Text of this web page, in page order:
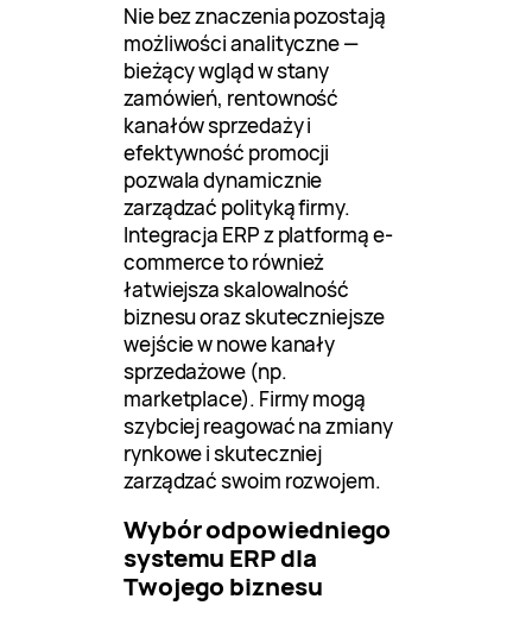
Nie bez znaczenia pozostają
możliwości analityczne —
bieżący wgląd w stany
zamówień, rentowność
kanałów sprzedaży i
efektywność promocji
pozwala dynamicznie
zarządzać polityką firmy.
Integracja ERP z platformą e-
commerce to również
łatwiejsza skalowalność
biznesu oraz skuteczniejsze
wejście w nowe kanały
sprzedażowe (np.
marketplace). Firmy mogą
szybciej reagować na zmiany
rynkowe i skuteczniej
zarządzać swoim rozwojem.
Wybór odpowiedniego
systemu ERP dla
Twojego biznesu